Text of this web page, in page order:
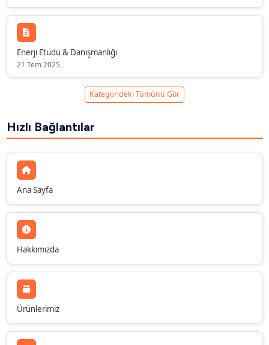
Enerji Etüdü & Danışmanlığı
21 Tem 2025
Kategorideki Tümünü Gör
Hızlı Bağlantılar
Ana Sayfa
Hakkımızda
Ürünlerimiz